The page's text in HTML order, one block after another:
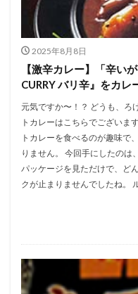
2025年8月8日
【激辛カレー】「辛い
CURRY バリ辛』をカレ
元気ですか〜！？ どうも、ろ
トカレーはこちらでございま
トカレーを食べるのが趣味で
りません。 今回手にしたのは
パッケージを見ただけで、ど
クが止まりませんでしたね。